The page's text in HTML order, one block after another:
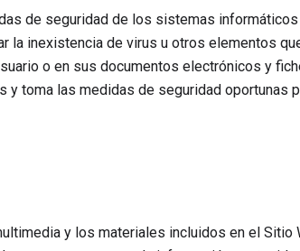
de seguridad de los sistemas
la inexistencia de virus u otros elementos
o en sus documentos electrónicos y
toma las medidas de seguridad oportunas
y los materiales incluidos en el